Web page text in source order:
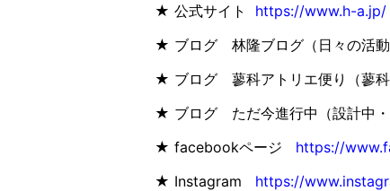
★ 公式サイト https://www.h-a.jp/
★ ブログ 林隆ブログ（日々の活動
★ ブログ 蓼科アトリエ便り（蓼科
★ ブログ ただ今進行中（設計中・
★ facebookページ https://
★ Instagram https://